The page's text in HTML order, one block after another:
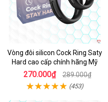
Vòng đôi silicon Cock Ring Saty
Hard cao cấp chính hãng Mỹ
270.000₫ 289.000₫
(453)